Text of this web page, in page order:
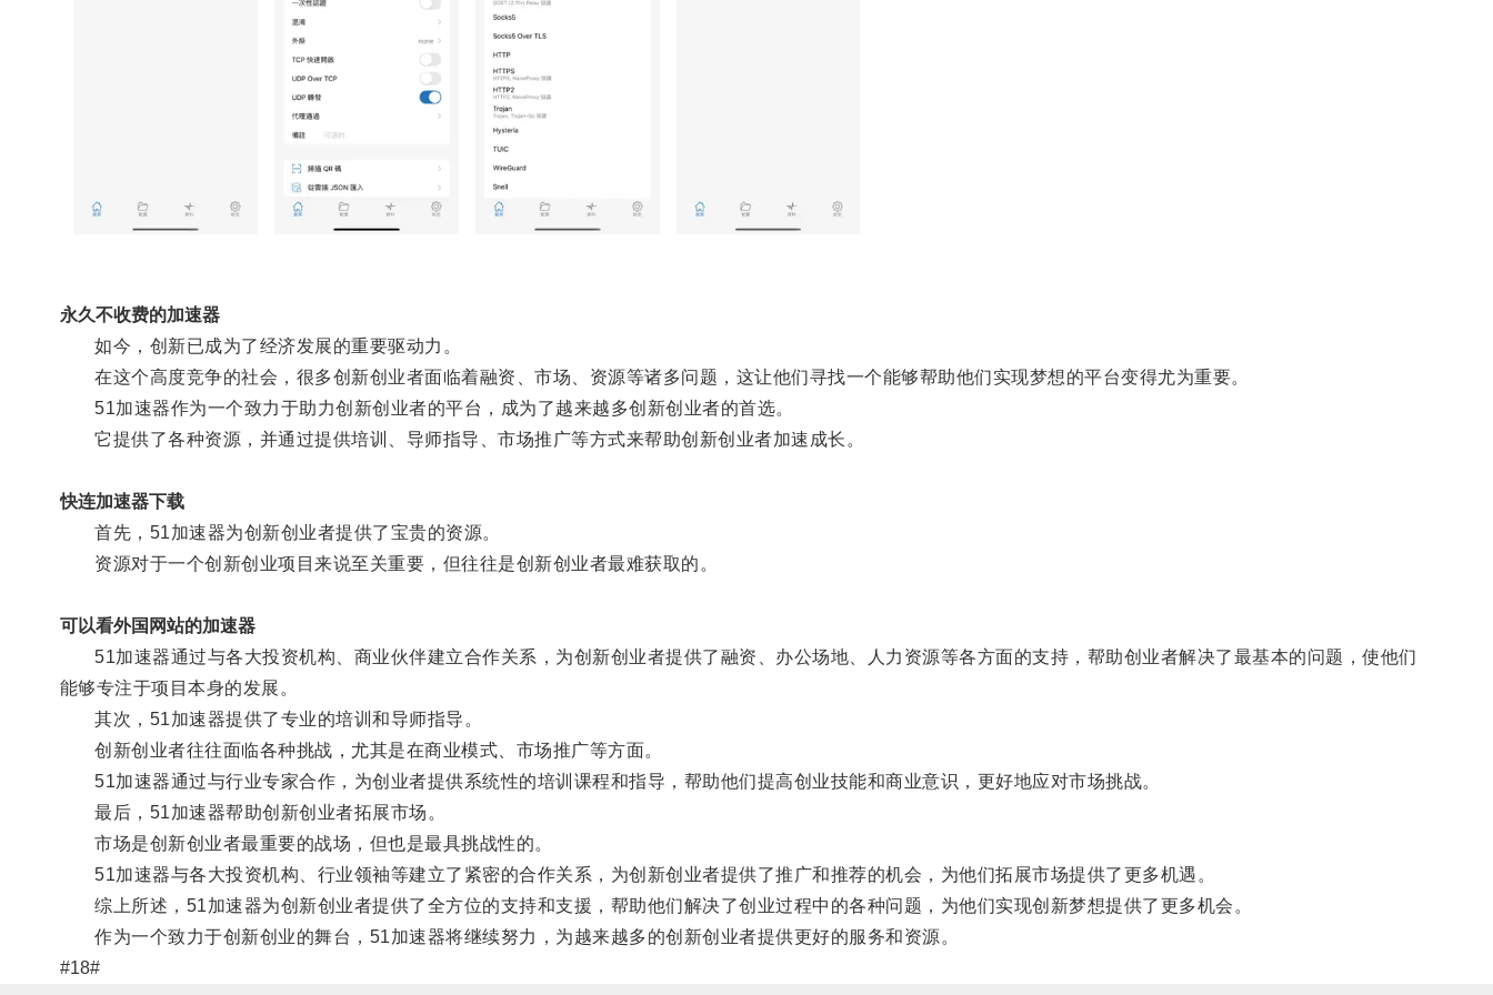
永久不收费的加速器
如今，创新已成为了经济发展的重要驱动力。
在这个高度竞争的社会，很多创新创业者面临着融资、市场、资源等诸多问题，这让他们寻找一个能够帮助他们实现梦想的平台变得尤为重要。
51加速器作为一个致力于助力创新创业者的平台，成为了越来越多创新创业者的首选。
它提供了各种资源，并通过提供培训、导师指导、市场推广等方式来帮助创新创业者加速成长。
快连加速器下载
首先，51加速器为创新创业者提供了宝贵的资源。
资源对于一个创新创业项目来说至关重要，但往往是创新创业者最难获取的。
可以看外国网站的加速器
51加速器通过与各大投资机构、商业伙伴建立合作关系，为创新创业者提供了融资、办公场地、人力资源等各方面的支持，帮助创业者解决了最基本的问题，使他们
能够专注于项目本身的发展。
其次，51加速器提供了专业的培训和导师指导。
创新创业者往往面临各种挑战，尤其是在商业模式、市场推广等方面。
51加速器通过与行业专家合作，为创业者提供系统性的培训课程和指导，帮助他们提高创业技能和商业意识，更好地应对市场挑战。
最后，51加速器帮助创新创业者拓展市场。
市场是创新创业者最重要的战场，但也是最具挑战性的。
51加速器与各大投资机构、行业领袖等建立了紧密的合作关系，为创新创业者提供了推广和推荐的机会，为他们拓展市场提供了更多机遇。
综上所述，51加速器为创新创业者提供了全方位的支持和支援，帮助他们解决了创业过程中的各种问题，为他们实现创新梦想提供了更多机会。
作为一个致力于创新创业的舞台，51加速器将继续努力，为越来越多的创新创业者提供更好的服务和资源。
#18#